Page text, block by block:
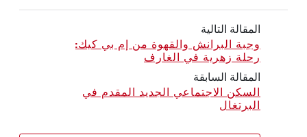
المقالة التالية
وجبة البرانش والقهوة من إم بي كيك:
رحلة زهرية في الغارف
المقالة السابقة
السكن الاجتماعي الجديد المقدم في
البرتغال